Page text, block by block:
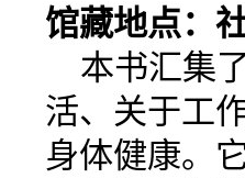
馆藏地点：
本书汇集
活、关于工
身体健康。